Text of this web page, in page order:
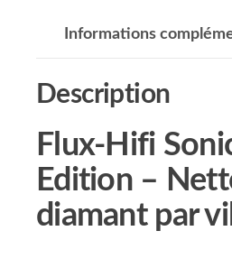
Informations
Description
Flux-Hifi
Edition –
diamant par